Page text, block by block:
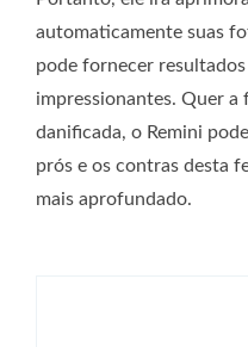
automaticamente suas
pode fornecer
impressionantes. Quer a
danificada, o Remini
prós e os contras desta
mais aprofundado.